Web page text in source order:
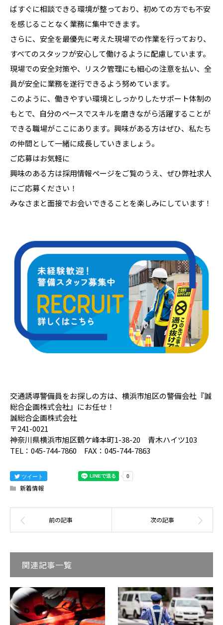
ばすぐに相談できる環境が整っており、初めての方でも不安
を感じることなく業務に集中できます。
さらに、安全を最優先に考えた現場での作業を行っており、
すべてのスタッフが安心して働けるように配慮しています。
現場での安全対策や、リスク管理にも細心の注意を払い、全
員が安全に業務を遂行できるよう努めています。
このように、働きやすい環境としっかりしたサポート体制の
もとで、自分のペースでスキルを磨きながら活躍することが
できる職場がここにあります。興味がある方はぜひ、私たち
の仲間として一緒に成長していきましょう。
ご応募はお気軽に
興味のある方は採用情報ページをご覧のうえ、ぜひ弊社求人
にご応募ください！
みなさまと面接でお会いできることを楽しみにしています！
交通誘導警備員をお探しの方は、横浜市旭区の警備会社『誠
総合企画株式会社』にお任せ！
誠総合企画株式会社
〒241-0021
神奈川県横浜市旭区鶴ケ峰本町1-38-20 青木ハイツ103
TEL：045-744-7860 FAX：045-744-7863
ツイート
新着情報
関連記事一覧